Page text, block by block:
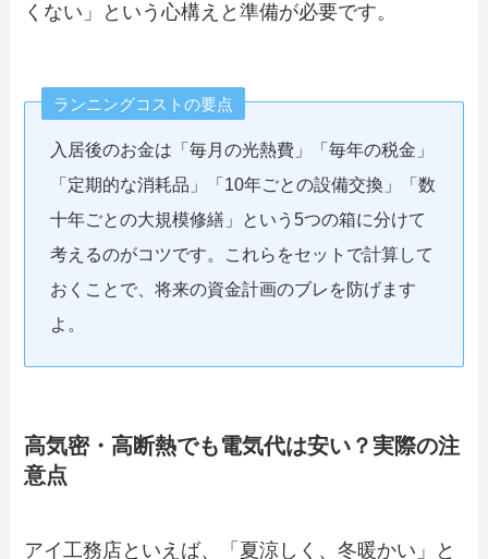
くない」という心構えと準備が必要です。
ランニングコストの要点
入居後のお金は「毎月の光熱費」「毎年の税金」
「定期的な消耗品」「10年ごとの設備交換」「数
十年ごとの大規模修繕」という5つの箱に分けて
考えるのがコツです。これらをセットで計算して
おくことで、将来の資金計画のブレを防げます
よ。
高気密・高断熱でも電気代は安い？実際の注
意点
アイ工務店といえば、「夏涼しく、冬暖かい」と